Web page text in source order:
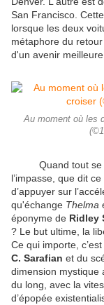
San Francisco.
lorsque les deux
métaphore du
d'un avenir
Au moment où les
Quand tout se
l’impasse, que dit
d’appuyer sur
qu'échange Thelma
éponyme de Ridley
? Le but ultime, la
Ce qui importe,
C. Sarafian et du
dimension mystique
du long, avec la
d’épopée